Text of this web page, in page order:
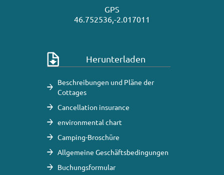
GPS
46.752536,-2.017011
Herunterladen
Beschreibungen und Pläne der
Cottages
Cancellation insurance
environmental chart
Camping-Broschüre
Allgemeine Geschäftsbedingungen
Buchungsformular